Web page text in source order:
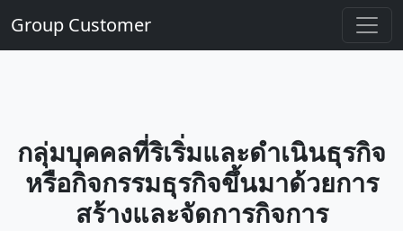
Group Customer
กลุ่มบุคคลที่ริเริ่มและดำเนินธุรกิจ
หรือกิจกรรมธุรกิจขึ้นมาด้วยการ
สร้างและจัดการกิจการ